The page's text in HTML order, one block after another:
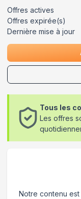
Offres actives
Offres expirée(s)
Dernière mise à jour
Tous les
Les offres
Notre contenu